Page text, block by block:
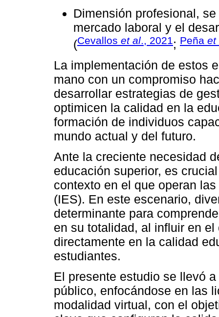
Dimensión profesional,
mercado laboral y el
(Cevallos et al., 2021; Peña et
La implementación de estos
mano con un compromiso
desarrollar estrategias de
optimicen la calidad en la
formación de individuos
mundo actual y del futuro.
Ante la creciente necesidad
educación superior, es
contexto en el que operan
(IES). En este escenario,
determinante para
en su totalidad, al influir en
directamente en la calidad
estudiantes.
El presente estudio se llevó
público, enfocándose en las
modalidad virtual, con el